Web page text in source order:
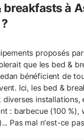
breakfasts à
proposés
que les bed &
bénéficient de
Ici, les bed &
diverses installations,
: barbecue (100 %),
Pas mal n'est-ce